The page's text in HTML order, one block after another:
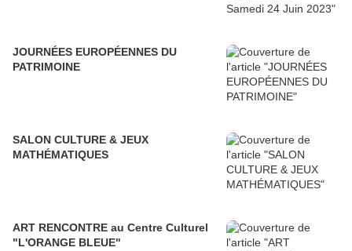
JOURNÉES EUROPÉENNES DU
PATRIMOINE
SALON CULTURE & JEUX
MATHÉMATIQUES
ART RENCONTRE au Centre Culturel
"L'ORANGE BLEUE"